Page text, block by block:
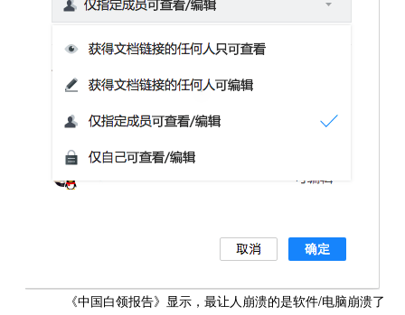
《中国白领报告》显示，最让人崩溃的是软件/电脑崩溃了